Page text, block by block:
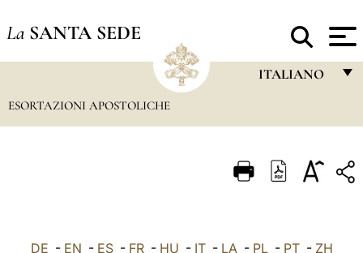
La SANTA SEDE
ITALIANO
ITALIANO
ESORTAZIONI APOSTOLICHE
DE - EN - ES- FR- HU - IT- LA- PL- PT- ZH